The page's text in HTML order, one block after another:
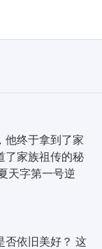
他终于拿到了家
了家族祖传的秘
天字第一号逆
否依旧美好？ 这